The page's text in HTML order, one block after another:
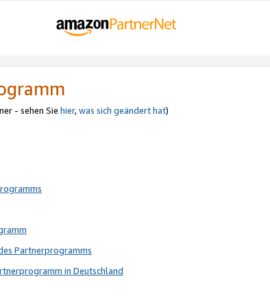
- sehen Sie hier,was sich geändert hat)
Partnerprogramms
in Deutschland